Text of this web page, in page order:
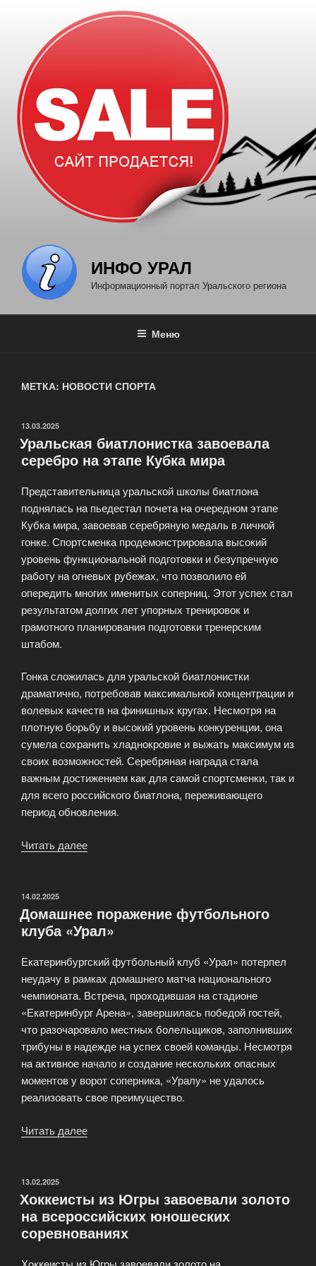
содержимому
ИНФО УРАЛ
Информационный портал Уральского региона
Меню
МЕТКА: НОВОСТИ СПОРТА
ОПУБЛИКОВАНО
13.03.2025
Уральская биатлонистка завоевала
серебро на этапе Кубка мира
Представительница уральской школы биатлона
поднялась на пьедестал почета на очередном этапе
Кубка мира, завоевав серебряную медаль в личной
гонке. Спортсменка продемонстрировала высокий
уровень функциональной подготовки и безупречную
работу на огневых рубежах, что позволило ей
опередить многих именитых соперниц. Этот успех стал
результатом долгих лет упорных тренировок и
грамотного планирования подготовки тренерским
штабом.
Гонка сложилась для уральской биатлонистки
драматично, потребовав максимальной концентрации и
волевых качеств на финишных кругах. Несмотря на
плотную борьбу и высокий уровень конкуренции, она
сумела сохранить хладнокровие и выжать максимум из
своих возможностей. Серебряная награда стала
важным достижением как для самой спортсменки, так и
для всего российского биатлона, переживающего
период обновления.
Читать далее
на
этапе
мира»
ОПУБЛИКОВАНО
14.02.2025
Домашнее поражение футбольного
клуба «Урал»
Екатеринбургский футбольный клуб «Урал» потерпел
неудачу в рамках домашнего матча национального
чемпионата. Встреча, проходившая на стадионе
«Екатеринбург Арена», завершилась победой гостей,
что разочаровало местных болельщиков, заполнивших
трибуны в надежде на успех своей команды. Несмотря
на активное начало и создание нескольких опасных
моментов у ворот соперника, «Уралу» не удалось
реализовать свое преимущество.
Читать далее
«Урал»»
ОПУБЛИКОВАНО
13.02.2025
Хоккеисты из Югры завоевали золото
на всероссийских юношеских
соревнованиях